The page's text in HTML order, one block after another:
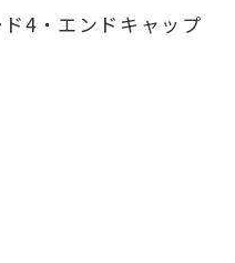
4・エンドキャップ